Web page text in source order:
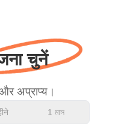
चुनें
अप्राप्य।
1 মাস